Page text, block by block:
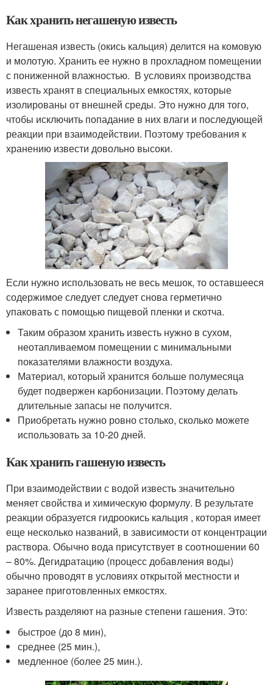
Как хранить негашеную известь
Негашеная известь (окись кальция) делится на комовую
и молотую. Хранить ее нужно в прохладном помещении
с пониженной влажностью. В условиях производства
известь хранят в специальных емкостях, которые
изолированы от внешней среды. Это нужно для того,
чтобы исключить попадание в них влаги и последующей
реакции при взаимодействии. Поэтому требования к
хранению извести довольно высоки.
Если нужно использовать не весь мешок, то оставшееся
содержимое следует следует снова герметично
упаковать с помощью пищевой пленки и скотча.
Таким образом хранить известь нужно в сухом,
неотапливаемом помещении с минимальными
показателями влажности воздуха.
Материал, который хранится больше полумесяца
будет подвержен карбонизации. Поэтому делать
длительные запасы не получится.
Приобретать нужно ровно столько, сколько можете
использовать за 10-20 дней.
Как хранить гашеную известь
При взаимодействии с водой известь значительно
меняет свойства и химическую формулу. В результате
реакции образуется гидроокись кальция , которая имеет
еще несколько названий, в зависимости от концентрации
раствора. Обычно вода присутствует в соотношении 60
– 80%. Дегидратацию (процесс добавления воды)
обычно проводят в условиях открытой местности и
заранее приготовленных емкостях.
Известь разделяют на разные степени гашения. Это:
быстрое (до 8 мин),
среднее (25 мин.),
медленное (более 25 мин.).